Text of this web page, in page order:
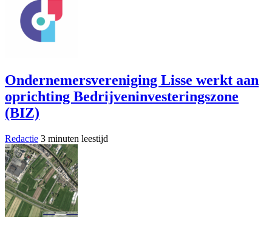
Ondernemersvereniging Lisse werkt aan
oprichting Bedrijveninvesteringszone
(BIZ)
Redactie 3 minuten leestijd